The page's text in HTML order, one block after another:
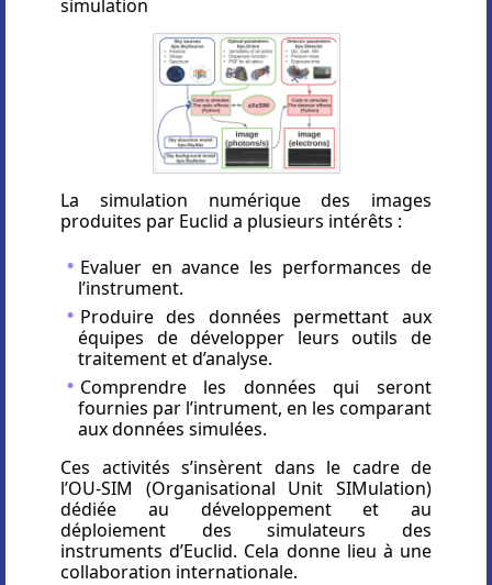
simulation
La simulation numérique des images
produites par Euclid a plusieurs intérêts :
Evaluer en avance les performances de
l’instrument.
Produire des données permettant aux
équipes de développer leurs outils de
traitement et d’analyse.
Comprendre les données qui seront
fournies par l’intrument, en les comparant
aux données simulées.
Ces activités s’insèrent dans le cadre de
l’OU-SIM (Organisational Unit SIMulation)
dédiée au développement et au
déploiement des simulateurs des
instruments d’Euclid. Cela donne lieu à une
collaboration internationale.